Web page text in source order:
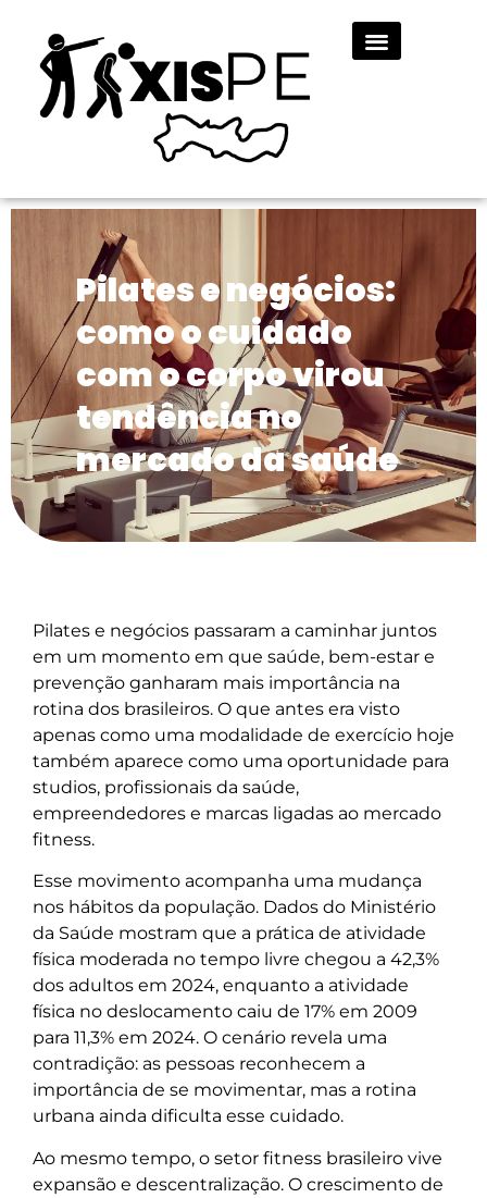
Pilates e negócios:
como o cuidado
com o corpo virou
tendência no
mercado da saúde
Pilates e negócios passaram a caminhar juntos
em um momento em que saúde, bem-estar e
prevenção ganharam mais importância na
rotina dos brasileiros. O que antes era visto
apenas como uma modalidade de exercício hoje
também aparece como uma oportunidade para
studios, profissionais da saúde,
empreendedores e marcas ligadas ao mercado
fitness.
Esse movimento acompanha uma mudança
nos hábitos da população. Dados do Ministério
da Saúde mostram que a prática de atividade
física moderada no tempo livre chegou a 42,3%
dos adultos em 2024, enquanto a atividade
física no deslocamento caiu de 17% em 2009
para 11,3% em 2024. O cenário revela uma
contradição: as pessoas reconhecem a
importância de se movimentar, mas a rotina
urbana ainda dificulta esse cuidado.
Ao mesmo tempo, o setor fitness brasileiro vive
expansão e descentralização. O crescimento de